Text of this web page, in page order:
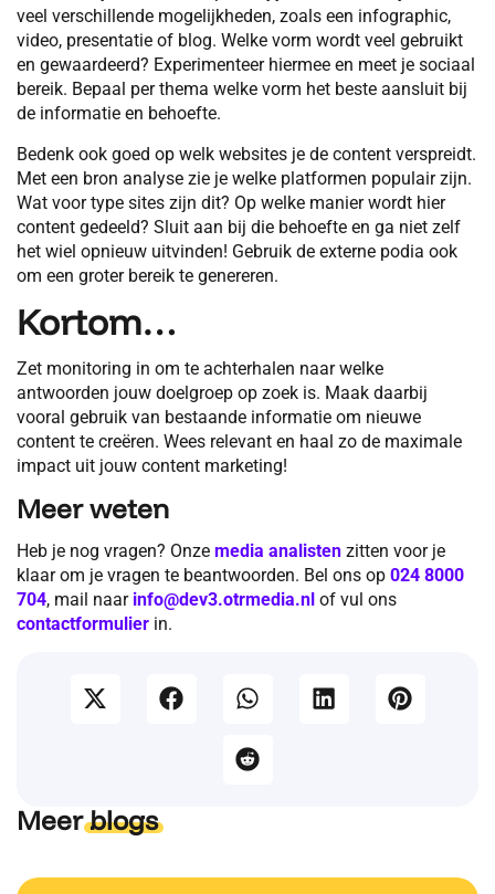
veel verschillende mogelijkheden, zoals een infographic,
video, presentatie of blog. Welke vorm wordt veel gebruikt
en gewaardeerd? Experimenteer hiermee en meet je sociaal
bereik. Bepaal per thema welke vorm het beste aansluit bij
de informatie en behoefte.
Bedenk ook goed op welk websites je de content verspreidt.
Met een bron analyse zie je welke platformen populair zijn.
Wat voor type sites zijn dit? Op welke manier wordt hier
content gedeeld? Sluit aan bij die behoefte en ga niet zelf
het wiel opnieuw uitvinden! Gebruik de externe podia ook
om een groter bereik te genereren.
Kortom…
Zet monitoring in om te achterhalen naar welke
antwoorden jouw doelgroep op zoek is. Maak daarbij
vooral gebruik van bestaande informatie om nieuwe
content te creëren. Wees relevant en haal zo de maximale
impact uit jouw content marketing!
Meer weten
Heb je nog vragen? Onze media analisten zitten voor je
klaar om je vragen te beantwoorden. Bel ons op 024 8000
704, mail naar info@dev3.otrmedia.nl of vul ons
contactformulier in.
Meerblogs